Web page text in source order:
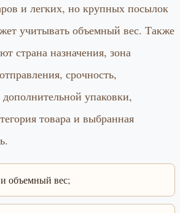
и легких, но крупных посылок
учитывать объемный вес. Также
страна назначения, зона
срочность,
дополнительной упаковки,
товара и выбранная
объемный вес;